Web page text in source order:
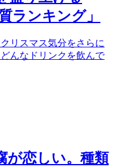
ランキング」
リスマス気分をさらに
んなドリンクを飲んで
が恋しい。種類